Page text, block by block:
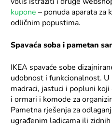
voliš istražiti i druge
kupone – ponuda aparata za
odličnim popustima.
Spavaća soba i pametan
IKEA spavaće sobe
udobnost i funkcionalnost.
madraci, jastuci i popluni
i ormari i komode za
Pametna rješenja za
ugrađenim ladicama ili